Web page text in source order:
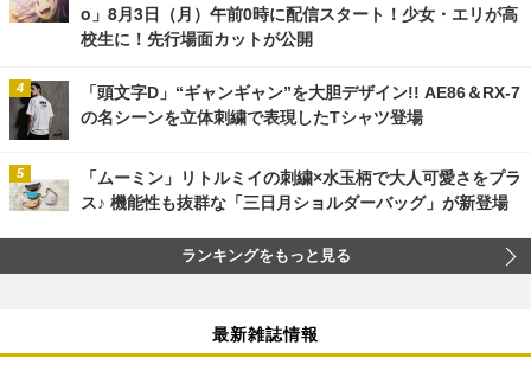
o」8月3日（月）午前0時に配信スタート！少女・エリが高
校生に！先行場面カットが公開
「頭文字D」“ギャンギャン”を大胆デザイン!! AE86＆RX-7
の名シーンを立体刺繍で表現したTシャツ登場
「ムーミン」リトルミイの刺繍×水玉柄で大人可愛さをプラ
ス♪ 機能性も抜群な「三日月ショルダーバッグ」が新登場
ランキングをもっと見る
最新雑誌情報